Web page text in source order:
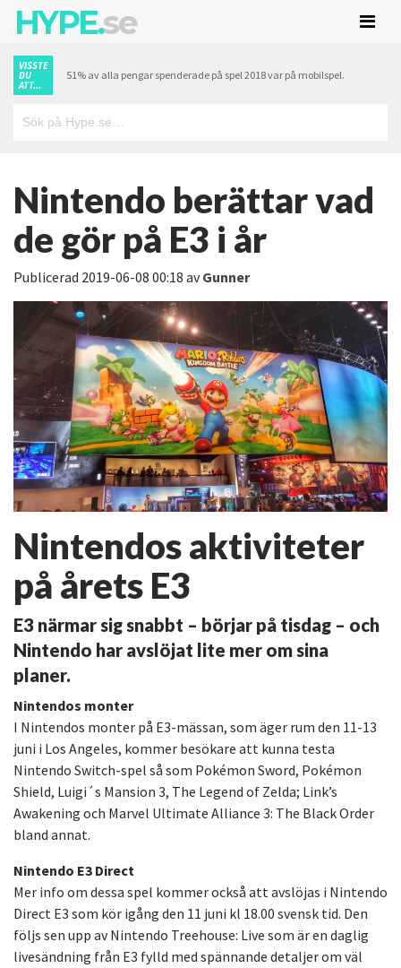
HYPE.se
VISSTE
DU
ATT...
51% av alla pengar spenderade på spel 2018 var på mobilspel.
Nintendo berättar vad
de gör på E3 i år
Publicerad 2019-06-08 00:18 avGunner
Nintendos aktiviteter
på årets E3
E3 närmar sig snabbt – börjar på tisdag – och
Nintendo har avslöjat lite mer om sina
planer.
Nintendos monter
I Nintendos monter på E3-mässan, som äger rum den 11-13
juni i Los Angeles, kommer besökare att kunna testa
Nintendo Switch-spel så som Pokémon Sword, Pokémon
Shield, Luigi´s Mansion 3, The Legend of Zelda; Link’s
Awakening och Marvel Ultimate Alliance 3: The Black Order
bland annat.
Nintendo E3 Direct
Mer info om dessa spel kommer också att avslöjas i Nintendo
Direct E3 som kör igång den 11 juni kl 18.00 svensk tid. Den
följs sen upp av Nintendo Treehouse: Live som är en daglig
livesändning från E3 fylld med spännande detaljer om väl